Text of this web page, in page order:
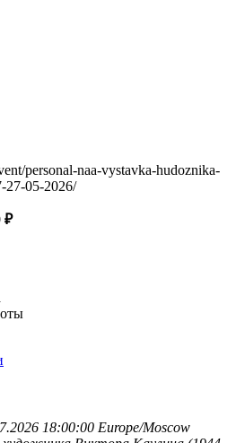
personal-naa-vystavka-hudoznika-
27-05-2026/
₽
18:00:00 Europe/Moscow